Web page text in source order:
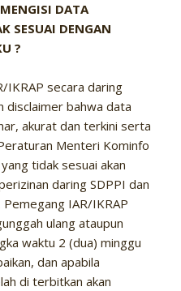
DATA
SESUAI DENGAN
?
IKRAP secara daring
disclaimer bahwa data
akurat dan terkini serta
Menteri Kominfo
tidak sesuai akan
daring SDPPI dan
IAR/IKRAP
ulang ataupun
waktu 2 (dua) minggu
dan apabila
di terbitkan akan